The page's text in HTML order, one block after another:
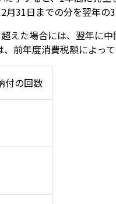
月31日までの分を翌年
えた場合には、翌年に
前年度消費税額によっ
付の回数